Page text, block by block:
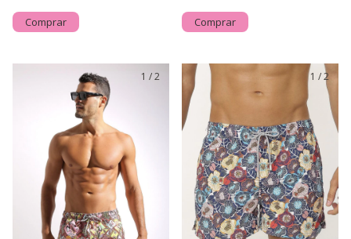
Comprar Comprar
1 /2 1 /2